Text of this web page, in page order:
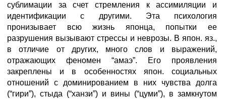
сублимации за счет стремления к ассимиляции и
идентификации с другими. Эта психология
пронизывает всю жизнь японца, попытки ее
разрушения вызывают стрессы и неврозы. В япон. яз.,
в отличие от других, много слов и выражений,
отражающих феномен “амаэ”. Его проявления
закреплены и в особенностях япон. социальных
отношений с доминированием в них чувства долга
(“гири”), стыда (“ханзи”) и вины (“цуми”), в замкнутом